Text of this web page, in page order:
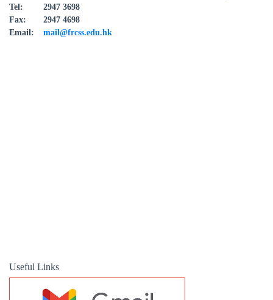
Tel:
2947 3698
Fax:
2947 4698
Email:
mail@frcss.edu.hk
Useful Links